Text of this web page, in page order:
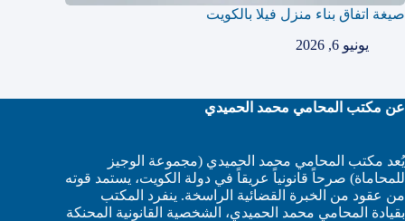
صيغة اتفاق بناء منزل فيلا بالكويت
يونيو 6, 2026
عن مكتب المحامي محمد الحميدي
يُعد مكتب المحامي محمد الحميدي (مجموعة الوجيز
للمحاماة) صرحاً قانونياً عريقاً في دولة الكويت، يستمد قوته
من عقود من الخبرة القضائية الراسخة. ينفرد المكتب
بقيادة المحامي محمد الحميدي، الشخصية القانونية المحنكة